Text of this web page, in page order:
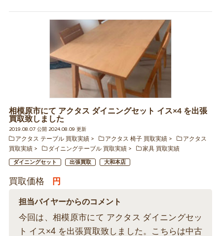
相模原市にて アクタス ダイニングセット イス×4 を出張
買取致しました
2019.08.07 公開 2024.08.09 更新
アクタス テーブル 買取実績
アクタス 椅子 買取実績
アクタス
買取実績
ダイニングテーブル 買取実績 家具 買取実績
ダイニングセット 出張買取 大和本店
買取価格 円
担当バイヤーからのコメント
今回は、相模原市にて アクタス ダイニングセッ
ト イス×4 を出張買取致しました。こちらは中古